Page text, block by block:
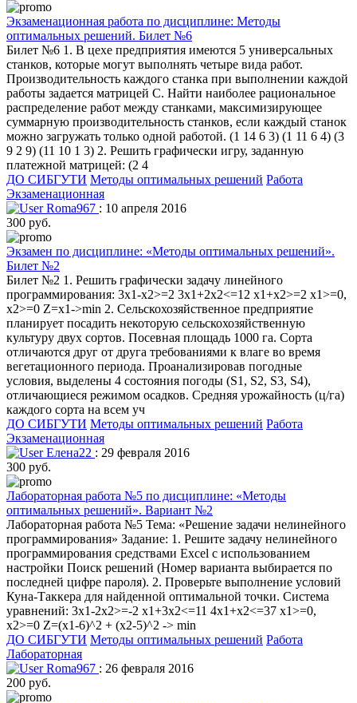
Экзаменационная работа по дисциплине: Методы
оптимальных решений. Билет №6
Билет №6 1. В цехе предприятия имеются 5 универсальных
станков, которые могут выполнять четыре вида работ.
Производительность каждого станка при выполнении каждой
работы задается матрицей С. Найти наиболее рациональное
распределение работ между станками, максимизирующее
суммарную производительность станков, если каждый станок
можно загружать только одной работой. (1 14 6 3) (1 11 6 4) (3
9 2 9) (11 10 1 3) 2. Решить графически игру, заданную
платежной матрицей: (2 4
ДО СИБГУТИ Методы оптимальных решений Работа
Экзаменационная
Roma967 : 10 апреля 2016
300 руб.
Экзамен по дисциплине: «Методы оптимальных решений».
Билет №2
Билет №2 1. Решить графически задачу линейного
программирования: 3x1-x2>=2 3x1+2x2<=12 x1+x2>=2 x1>=0,
x2>=0 Z=x1->min 2. Сельскохозяйственное предприятие
планирует посадить некоторую сельскохозяйственную
культуру двух сортов. Посевная площадь 1000 га. Сорта
отличаются друг от друга требованиями к влаге во время
вегетационного периода. Проанализировав погодные
условия, выделены 4 состояния погоды (S1, S2, S3, S4),
отличающиеся режимом осадков. Средняя урожайность (ц/га)
каждого сорта на всем уч
ДО СИБГУТИ Методы оптимальных решений Работа
Экзаменационная
Елена22 : 29 февраля 2016
300 руб.
Лабораторная работа №5 по дисциплине: «Методы
оптимальных решений». Вариант №2
Лабораторная работа №5 Тема: «Решение задачи нелинейного
программирования» Задание: 1. Решите задачу нелинейного
программирования средствами Excel с использованием
настройки Поиск решений (Номер варианта выбирается по
последней цифре пароля). 2. Проверьте выполнение условий
Куна-Таккера для найденной оптимальной точки. Система
уравнений: 3x1-2x2>=-2 x1+3x2<=11 4x1+x2<=37 x1>=0,
x2>=0 Z=(x1-6)^2 + (x2-5)^2 -> min
ДО СИБГУТИ Методы оптимальных решений Работа
Лабораторная
Roma967 : 26 февраля 2016
200 руб.